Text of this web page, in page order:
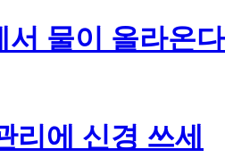
서 물이 올라온다
리에 신경 쓰세